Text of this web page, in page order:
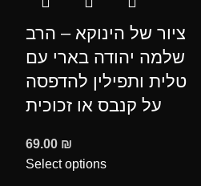
ציור של הינוקא – הרב
שלמה יהודה בארי עם
טלית ותפילין להדפסה
על קנבס או זכוכית
69.00 ₪
Select options